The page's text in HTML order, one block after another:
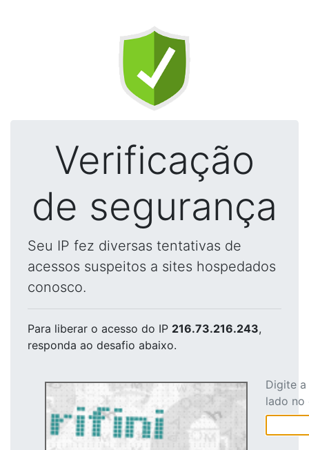
Verificação
de segurança
Seu IP fez diversas tentativas de
acessos suspeitos a sites hospedados
conosco.
Para liberar o acesso do IP 216.73.216.243,
responda ao desafio abaixo.
Digite
lado no